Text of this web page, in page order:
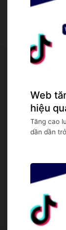
Web
hiệu
Tăng cao
dần dần